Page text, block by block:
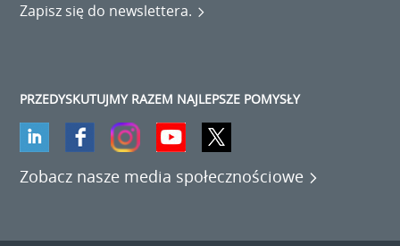
Zapisz się do newslettera.
PRZEDYSKUTUJMY RAZEM NAJLEPSZE POMYSŁY
Zobacz nasze media społecznościowe